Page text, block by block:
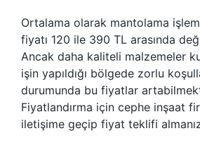
Ortalama olarak mantolama
fiyatı 120 ile 390 TL arasında
Ancak daha kaliteli malzemeler
işin yapıldığı bölgede zorlu
durumunda bu fiyatlar
Fiyatlandırma için cephe inşaat
iletişime geçip fiyat teklifi